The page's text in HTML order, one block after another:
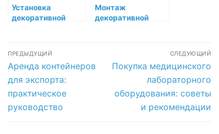
Установка
декоративной
стиле: полное
руководство
Монтаж
декоративной
Навигация
по
записям
ПРЕДЫДУЩИЙ
Предыдущая
запись:
Аренда контейнеров
для экспорта:
практическое
руководство
СЛЕДУЮЩИЙ
Следующая
Покупка медицинского
лабораторного
оборудования: советы
и рекомендации